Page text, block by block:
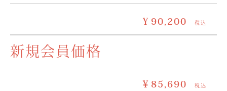
￥90,200 税込
新規会員価格
￥85,690 税込